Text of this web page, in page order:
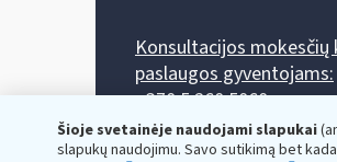
Šioje svetainėje naudojami slapukai
slapukų naudojimu. Savo sutikimą bet
Konsultacijos mokesčių
paslaugos gyventojams:
+370 5 260 5060
Darbo laikas: I-IV 8.00-
Prieššventinę dieną - viena